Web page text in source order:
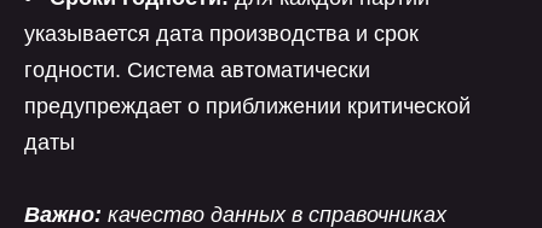
указывается дата производства и срок
годности. Система автоматически
предупреждает о приближении критической
даты
Важно: качество данных в справочниках